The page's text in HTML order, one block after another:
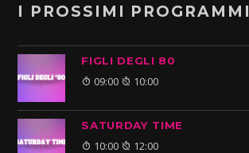
I PROSSIMI PROGRAMMI
FIGLI DEGLI 80
09:00 10:00
SATURDAY TIME
10:00 12:00